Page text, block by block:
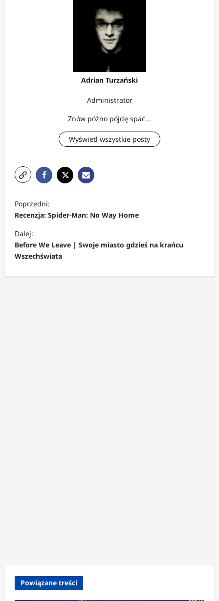
Adrian Turzański
Administrator
Znów późno pójdę spać...
Wyświetl wszystkie posty
o
b
a
c
z
Poprzedni:
Recenzja: Spider-Man: No Way Home
Dalej:
Before We Leave | Swoje miasto gdzieś na krańcu
Wszechświata
Powiązane treści